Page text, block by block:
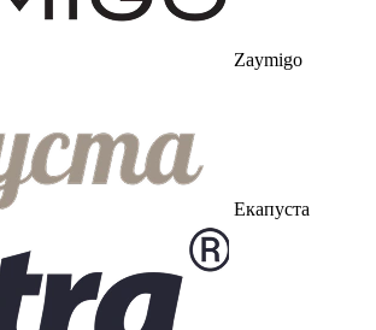
Zaymigo
Екапуста